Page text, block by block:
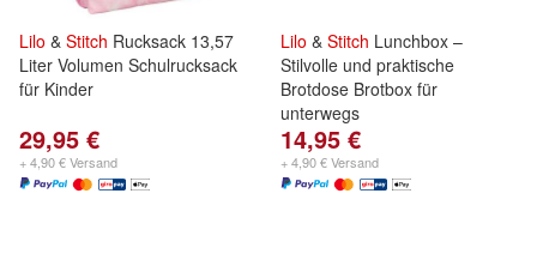
Lilo & Stitch Rucksack 13,57
Liter Volumen Schulrucksack
für Kinder
29,95 €
+ 4,90 € Versand
Lilo & Stitch Lunchbox –
Stilvolle und praktische
Brotdose Brotbox für
unterwegs
14,95 €
+ 4,90 € Versand